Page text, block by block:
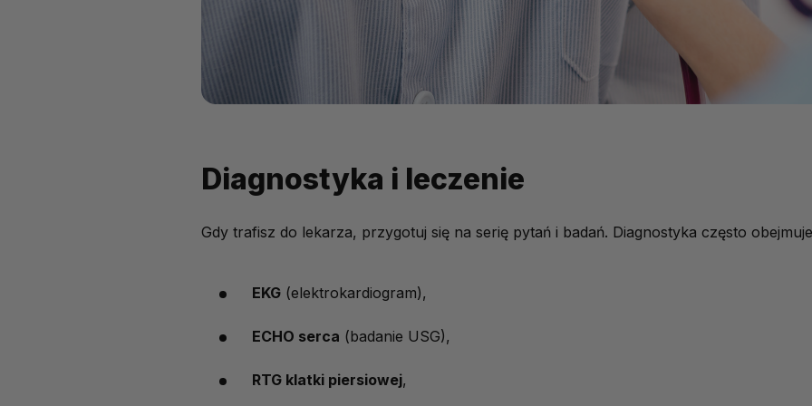
Diagnostyka i leczenie
Gdy trafisz do lekarza, przygotuj się na serię pytań i badań. Diagnostyka często
EKG (elektrokardiogram),
ECHO serca (badanie USG),
RTG klatki piersiowej,